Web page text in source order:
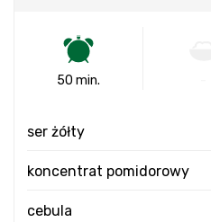
50 min.
ser żółty
koncentrat pomidorowy
cebula